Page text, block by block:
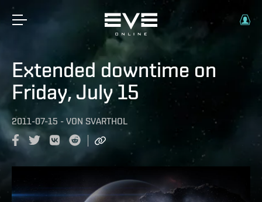
Extended downtime on
Friday, July 15
2011-07-15 - VON SVARTHOL